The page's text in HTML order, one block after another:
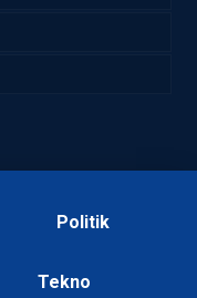
Politik
Tekno